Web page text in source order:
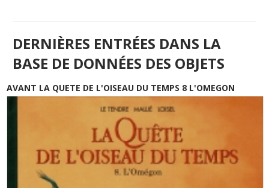
DERNIÈRES ENTRÉES DANS LA
BASE DE DONNÉES DES OBJETS
AVANT LA QUETE DE L'OISEAU DU TEMPS 8 L'OMEGON